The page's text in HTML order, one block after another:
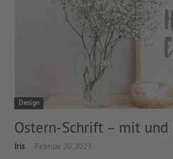
Design
Ostern-Schrift – mit und
Iris Februar 20, 2023